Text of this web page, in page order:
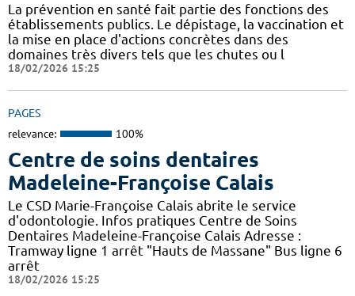
La prévention en santé fait partie des fonctions des
établissements publics. Le dépistage, la vaccination et
la mise en place d'actions concrètes dans des
domaines très divers tels que les chutes ou l
18/02/2026 15:25
PAGES
relevance: 100%
Centre de soins dentaires
Madeleine-Françoise Calais
Le CSD Marie-Françoise Calais abrite le service
d'odontologie. Infos pratiques Centre de Soins
Dentaires Madeleine-Françoise Calais Adresse :
Tramway ligne 1 arrêt "Hauts de Massane" Bus ligne 6
arrêt
18/02/2026 15:25